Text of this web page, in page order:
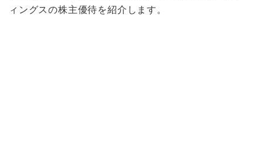
ィングスの株主優待を紹介します。